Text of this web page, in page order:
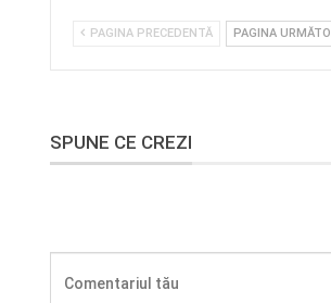
PAGINA PRECEDENTĂ PAGINA
SPUNE CE CREZI